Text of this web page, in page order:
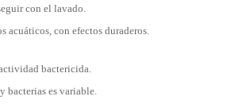
con el lavado.
acuáticos, con efectos duraderos.
bactericida.
bacterias es variable.